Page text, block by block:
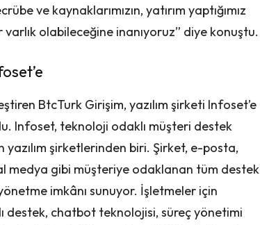
ve kaynaklarımızın, yatırım yaptığımız
olabileceğine inanıyoruz” diye konuştu.
BtcTurk Girişim, yazılım şirketi Infoset’e
Infoset, teknoloji odaklı müşteri destek
şirketlerinden biri. Şirket, e-posta,
medya gibi müşteriye odaklanan tüm destek
imkânı sunuyor. İşletmeler için
destek, chatbot teknolojisi, süreç yönetimi